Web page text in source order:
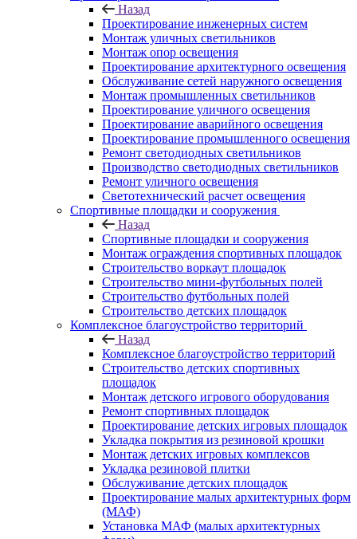
Назад
Проектирование инженерных систем
Монтаж уличных светильников
Монтаж опор освещения
Проектирование архитектурного освещения
Обслуживание сетей наружного освещения
Монтаж промышленных светильников
Проектирование уличного освещения
Проектирование аварийного освещения
Проектирование промышленного освещения
Ремонт светодиодных светильников
Производство светодиодных светильников
Ремонт уличного освещения
Светотехнический расчет освещения
Спортивные площадки и сооружения
Назад
Спортивные площадки и сооружения
Монтаж ограждения спортивных площадок
Строительство воркаут площадок
Строительство мини-футбольных полей
Строительство футбольных полей
Строительство детских площадок
Комплексное благоустройство территорий
Назад
Комплексное благоустройство территорий
Строительство детских спортивных
площадок
Монтаж детского игрового оборудования
Ремонт спортивных площадок
Проектирование детских игровых площадок
Укладка покрытия из резиновой крошки
Монтаж детских игровых комплексов
Укладка резиновой плитки
Обслуживание детских площадок
Проектирование малых архитектурных форм
(МАФ)
Установка МАФ (малых архитектурных